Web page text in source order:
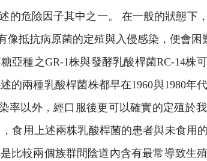
的危險因子其中之一。 在一般的狀態下
抵抗病原菌的定殖與入侵感染，便會困
亞種之GR-1株與發酵乳酸桿菌RC-14株
的兩種乳酸桿菌株都早在1960與1980年
率以外，經口服後更可以確實的定殖於
食用上述兩株乳酸桿菌的患者與未食用
比較兩個族群間陰道內含有最常導致生